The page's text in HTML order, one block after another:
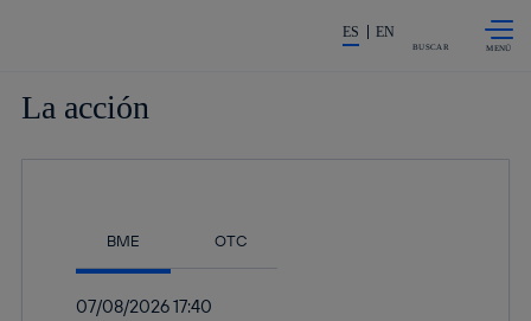
La acción en accionistas e
ES EN
BUSCAR
La acción